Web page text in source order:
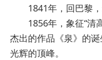
1841年，回巴黎，
1856年，象征“清
杰出的作品《泉》的
光辉的顶峰。